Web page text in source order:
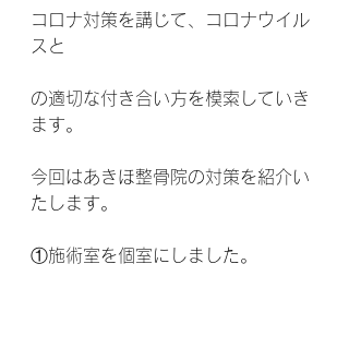
コロナ対策を講じて、コロナウイル
スと
の適切な付き合い方を模索していき
ます。
今回はあきほ整骨院の対策を紹介い
たします。
①施術室を個室にしました。